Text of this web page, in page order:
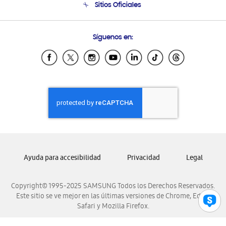
Soporte vía eMail
Sitios Oficiales
Samsung Ecuador
Samsung El Salvador
Samsung Honduras
Samsung Nicaragua
Samsung Panamá
Samsung Venezuela
Síguenos en:
Copyright© 1995-2025 SAMSUNG Todos los Derechos Reservados.
Este sitio se ve mejor en las últimas versiones de Chrome, Edge,
Safari y Mozilla Firefox.
Ayuda para accesibilidad Privacidad Legal